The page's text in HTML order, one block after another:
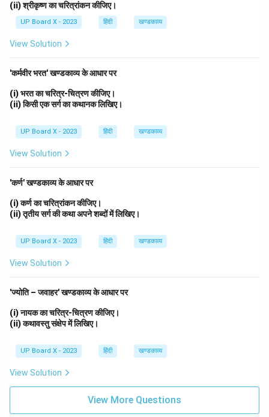
(ii) श्रीकृष्ण का चरित्रांकन कीजिए।
UP Board X - 2023 हिंदी खण्डकाव्य
View Solution
'कर्मवीर भरत' खण्डकाव्य के आधार पर
(i) भरत का चरित्र-चित्रण कीजिए।
(ii) किसी एक सर्ग का कथानक लिखिए।
UP Board X - 2023 हिंदी खण्डकाव्य
View Solution
'कर्ण' खण्डकाव्य के आधार पर
(i) कर्ण का चरित्रांकन कीजिए।
(ii) तृतीय सर्ग की कथा अपने शब्दों में लिखिए।
UP Board X - 2023 हिंदी खण्डकाव्य
View Solution
'ज्योति – जवाहर' खण्डकाव्य के आधार पर
(i) नायक का चरित्र-चित्रण कीजिए।
(ii) कथावस्तु संक्षेप में लिखिए।
UP Board X - 2023 हिंदी खण्डकाव्य
View Solution
View More Questions